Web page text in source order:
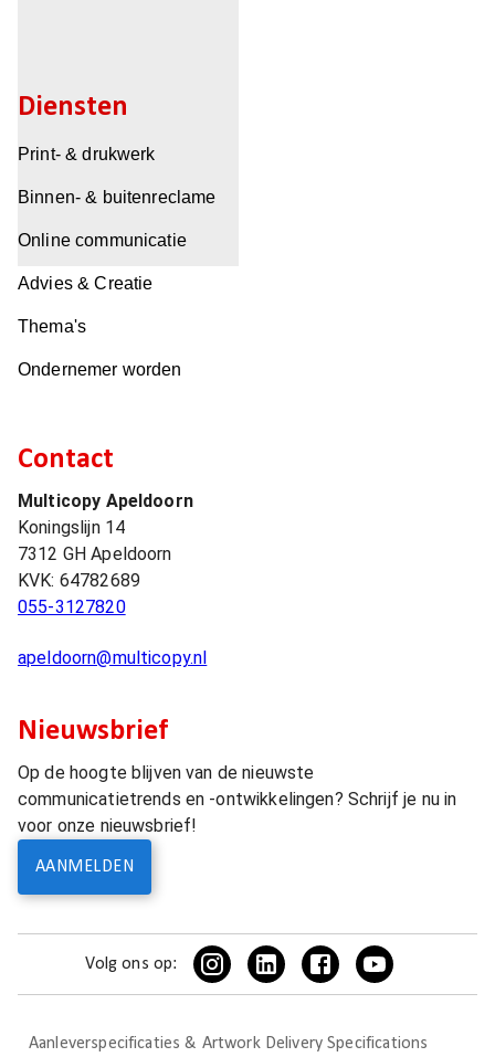
Diensten
Print- & drukwerk
Binnen- & buitenreclame
Online communicatie
Advies & Creatie
Thema's
Ondernemer worden
Contact
Multicopy Apeldoorn
Koningslijn 14
7312 GH Apeldoorn
KVK: 64782689
055-3127820
apeldoorn@multicopy.nl
Nieuwsbrief
Op de hoogte blijven van de nieuwste
communicatietrends en -ontwikkelingen? Schrijf je nu in
voor onze nieuwsbrief!
AANMELDEN
Volg ons op:
Aanleverspecificaties & Artwork Delivery Specifications